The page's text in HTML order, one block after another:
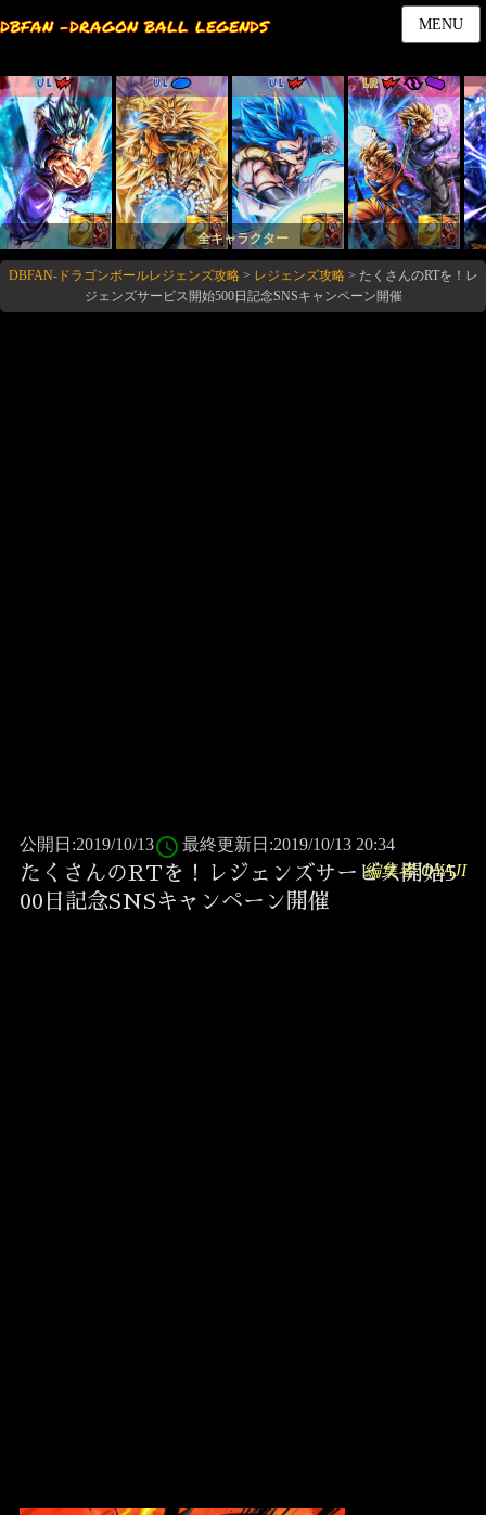
DBFAN -DRAGON BALL LEGENDS MENU
UL UL UL LR
全キャラクター
DBFAN-ドラゴンボールレジェンズ攻略> レジェンズ攻略> たくさんのRTを！レ
ジェンズサービス開始500日記念SNSキャンペーン開催
公開日:2019/10/13access_time 最終更新日:2019/10/13 20:34
たくさんのRTを！レジェンズサービス開始5
00日記念SNSキャンペーン開催
編集者:OYAJI